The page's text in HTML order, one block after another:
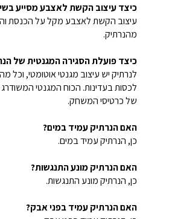
כיצד עיצוב הקשת לאצבע מסייע
עיצוב הקשת לאצבע מקל על הכנסת
מהנרתיק.
כיצד פועלת הסגירה המגנטית של
לנרתיק יש עיצוב מגנטי אוטומטי, וכל
לכסות בעדינות. הכוח המגנטי
של כרטיסי המשחק.
האם הנרתיק עמיד במים?
כן, הנרתיק עמיד במים.
האם הנרתיק מונע התנגשות?
כן, הנרתיק מונע התנגשות.
האם הנרתיק עמיד בפני אבק?